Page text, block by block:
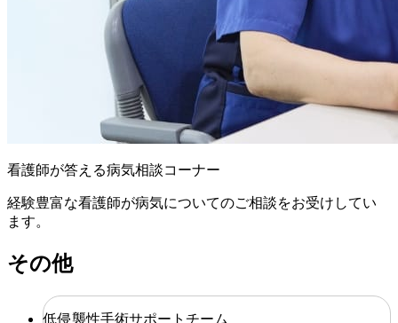
看護師が答える病気相談コーナー
経験豊富な看護師が病気についてのご相談をお受けしてい
ます。
その他
低侵襲性手術サポートチーム